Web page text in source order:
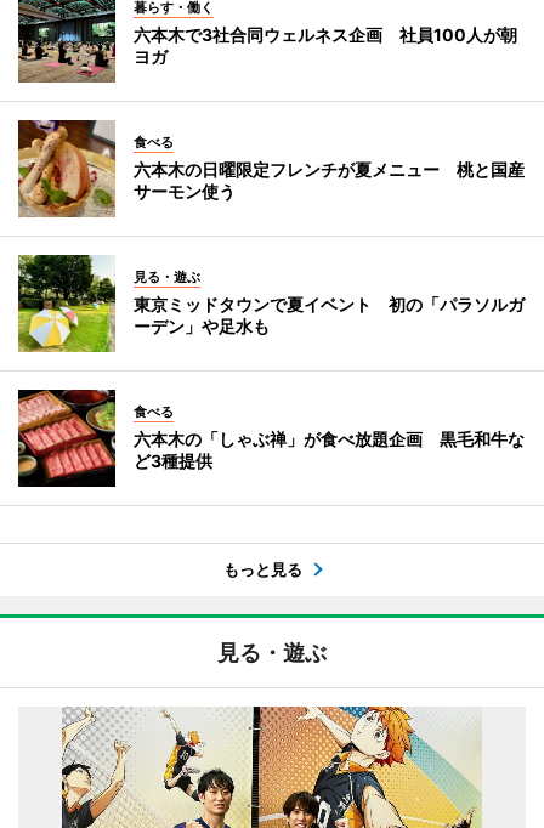
暮らす・働く
六本木で3社合同ウェルネス企画 社員100人が朝
ヨガ
食べる
六本木の日曜限定フレンチが夏メニュー 桃と国産
サーモン使う
見る・遊ぶ
東京ミッドタウンで夏イベント 初の「パラソルガ
ーデン」や足水も
食べる
六本木の「しゃぶ禅」が食べ放題企画 黒毛和牛な
ど3種提供
もっと見る
見る・遊ぶ